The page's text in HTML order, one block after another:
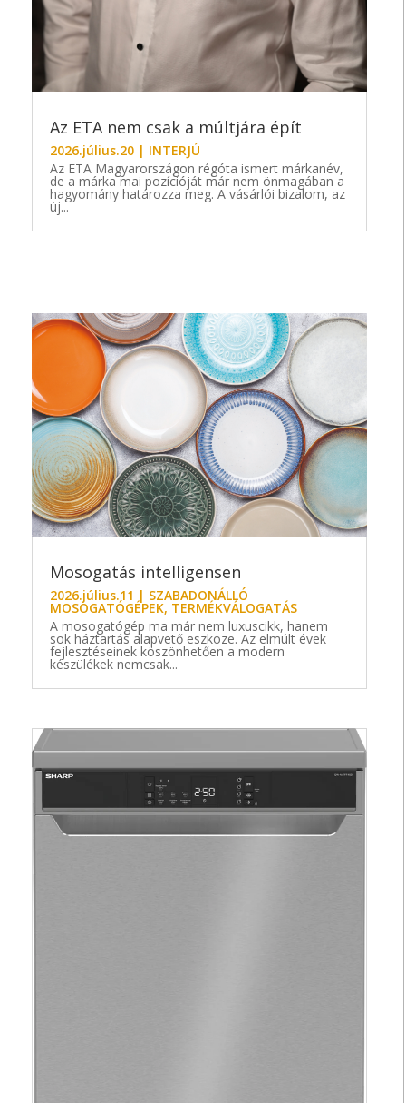
Az ETA nem csak a múltjára épít
2026.július.20 | INTERJÚ
Az ETA Magyarországon régóta ismert márkanév,
de a márka mai pozícióját már nem önmagában a
hagyomány határozza meg. A vásárlói bizalom, az
új...
Mosogatás intelligensen
2026.július.11 | SZABADONÁLLÓ
MOSOGATÓGÉPEK, TERMÉKVÁLOGATÁS
A mosogatógép ma már nem luxuscikk, hanem
sok háztartás alapvető eszköze. Az elmúlt évek
fejlesztéseinek köszönhetően a modern
készülékek nemcsak...